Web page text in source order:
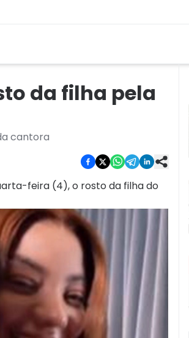
da filha pela
cantora
feira (4), o rosto da filha do